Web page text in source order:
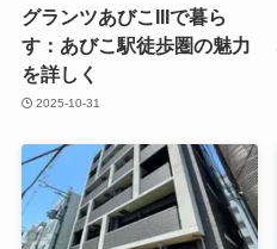
グランツあびこIIIで暮ら
す：あびこ駅徒歩圏の魅力
を詳しく
2025-10-31